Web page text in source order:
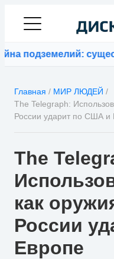
Главная / МИР ЛЮДЕЙ /
The Telegraph:
России ударит по США и
The
как
России
Европе